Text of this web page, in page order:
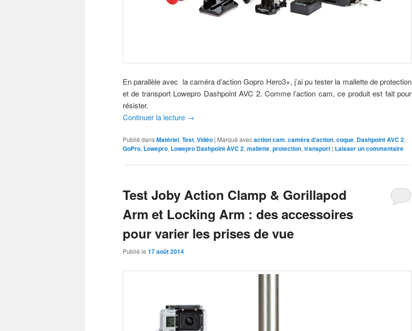
En parallèle avec la caméra d’action Gopro Hero3+, j’ai pu tester la mallette de protection
et de transport Lowepro Dashpoint AVC 2. Comme l’action cam, ce produit est fait pour
résister.
Continuer la lecture →
Publié dansMatériel, Test, Vidéo | Marqué avecaction cam, caméra d'action, coque, Dashpoint AVC 2,
GoPro, Lowepro, Lowepro Dashpoint AVC 2, mallette, protection, transport | Laisser un commentaire
Test Joby Action Clamp & Gorillapod
Arm et Locking Arm : des accessoires
pour varier les prises de vue
Publié le 17 août 2014